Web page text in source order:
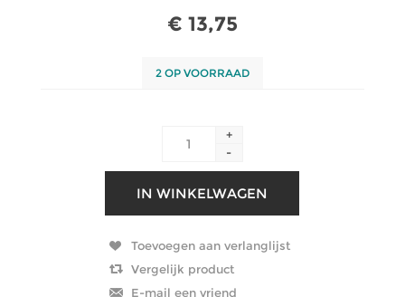
€ 13,75
2 OP VOORRAAD
+
-